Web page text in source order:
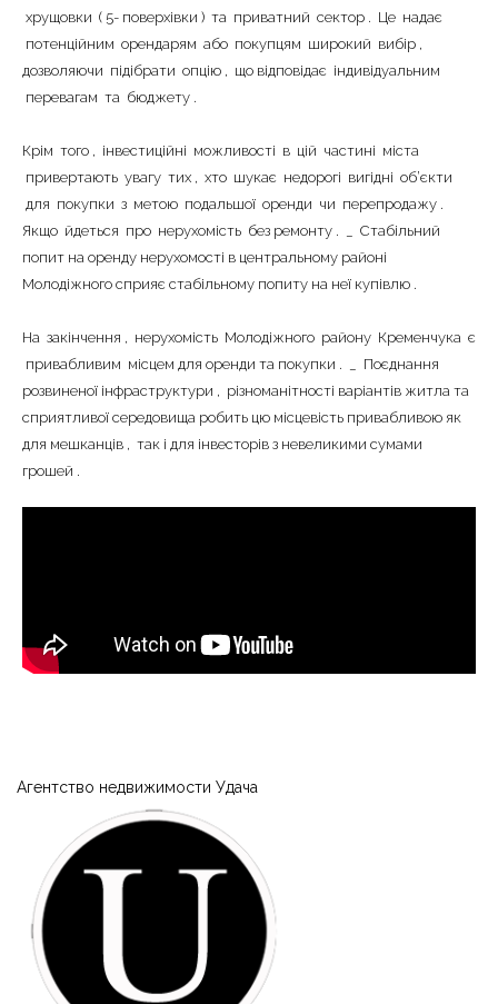
хрущовки ( 5- поверхівки ) та приватний сектор . Це надає
потенційним орендарям або покупцям широкий вибір ,
дозволяючи підібрати опцію , що відповідає індивідуальним
перевагам та бюджету .
Крім того , інвестиційні можливості в цій частині міста
привертають увагу тих , хто шукає недорогі вигідні об’єкти
для покупки з метою подальшої оренди чи перепродажу .
Якщо йдеться про нерухомість без ремонту .
Стабільний
попит на оренду нерухомості в центральному районі
Молодіжного сприяє стабільному попиту на неї купівлю .
На закінчення , нерухомість Молодіжного району Кременчука є
привабливим місцем для оренди та покупки .
Поєднання
розвиненої інфраструктури , різноманітності варіантів житла та
сприятливої ​​середовища робить цю місцевість привабливою як
для мешканців , так і для інвесторів з невеликими сумами
грошей .
Агентство недвижимости Удача